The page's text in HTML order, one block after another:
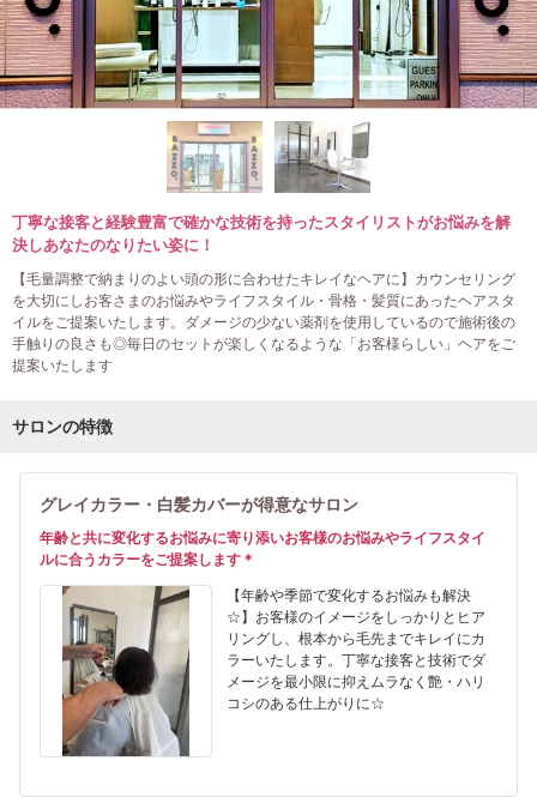
丁寧な接客と経験豊富で確かな技術を持ったスタイリストがお悩みを解
決しあなたのなりたい姿に！
【毛量調整で納まりのよい頭の形に合わせたキレイなヘアに】カウンセリング
を大切にしお客さまのお悩みやライフスタイル・骨格・髪質にあったヘアスタ
イルをご提案いたします。ダメージの少ない薬剤を使用しているので施術後の
手触りの良さも◎毎日のセットが楽しくなるような「お客様らしい」ヘアをご
提案いたします
サロンの特徴
グレイカラー・白髪カバーが得意なサロン
年齢と共に変化するお悩みに寄り添いお客様のお悩みやライフスタイ
ルに合うカラーをご提案します＊
【年齢や季節で変化するお悩みも解決
☆】お客様のイメージをしっかりとヒア
リングし、根本から毛先までキレイにカ
ラーいたします。丁寧な接客と技術でダ
メージを最小限に抑えムラなく艶・ハリ
コシのある仕上がりに☆